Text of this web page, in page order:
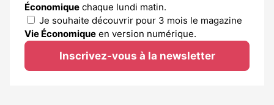
Économique chaque lundi matin.
Je souhaite découvrir pour 3 mois le magazine
Vie Économique en version numérique.
Inscrivez-vous à la newsletter